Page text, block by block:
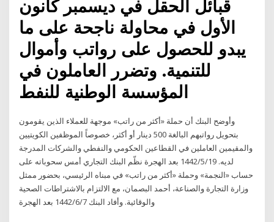
قبائل الحقل في ديسمبر كانون
الأول في محاولة ناجحة على ما
يبدو للحصول على رواتب وأموال
للتنمية. وتضرر العاملون في
وأوضح البنك أن حملة «أكثر من راتب» موجهة للعملاء الذين يقومون
بتحويل رواتبهم البالغة 500 دينار أو أكثر، خصوصاً الموظفين الكويتيين
والمقيمين العاملين في القطاعين الحكومي والنفطي والشركات المدرجة
لديه. 19‏‏/5‏‏/1442 بعد الهجرة نظّم البنك التجاري أمس سحوباته على
حساب «النجمة» وحملة «أكثر من راتب» في مبناه الرئيسي، بحضور ممثل
وزارة التجارة والصناعة، أحمد البصمان، مع الالتزام بالاشتراطات الصحية
والوقائية. وأفاد البنك 7‏‏/6‏‏/1442 بعد الهجرة